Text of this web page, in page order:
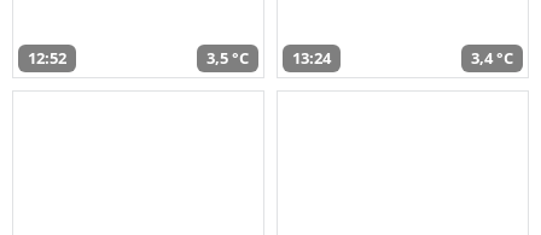
12:52 3,5 °C 13:24 3,4 °C